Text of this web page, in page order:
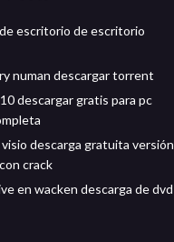
escritorio de escritorio
numan descargar torrent
descargar gratis para pc
descarga gratuita versión
crack
en wacken descarga de dvd